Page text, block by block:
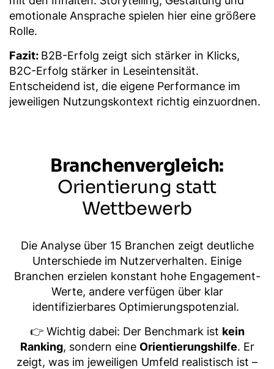
emotionale Ansprache spielen hier eine größere
Rolle.
Fazit: B2B-Erfolg zeigt sich stärker in Klicks,
B2C-Erfolg stärker in Leseintensität.
Entscheidend ist, die eigene Performance im
jeweiligen Nutzungskontext richtig einzuordnen.
Branchenvergleich:
Orientierung statt
Wettbewerb
Die Analyse über 15 Branchen zeigt deutliche
Unterschiede im Nutzerverhalten. Einige
Branchen erzielen konstant hohe Engagement-
Werte, andere verfügen über klar
identifizierbares Optimierungspotenzial.
👉 Wichtig dabei: Der Benchmark ist kein
Ranking, sondern eine Orientierungshilfe. Er
zeigt, was im jeweiligen Umfeld realistisch ist –